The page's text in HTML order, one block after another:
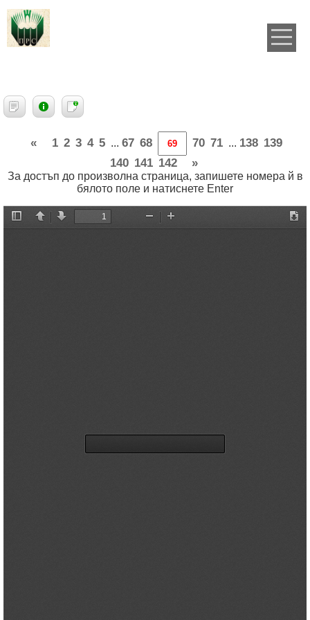
« 1 2 3 4 5 ... 67 68 70 71 ... 138 139
140 141 142 »
За достъп до произволна страница, запишете номера й в
бялото поле и натиснете Enter